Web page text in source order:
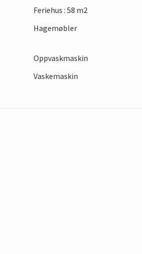
høydepunkter. Det nærliggende
Strand en avslappet
og en cocktailbar ligger heller
Feriehus : 58 m2
Hagemøbler
Oppvaskmaskin
Vaskemaskin